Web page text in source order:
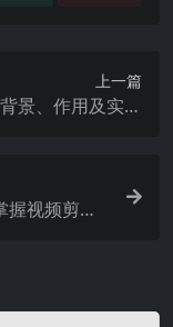
上一篇
景、作用及实现
视频剪辑